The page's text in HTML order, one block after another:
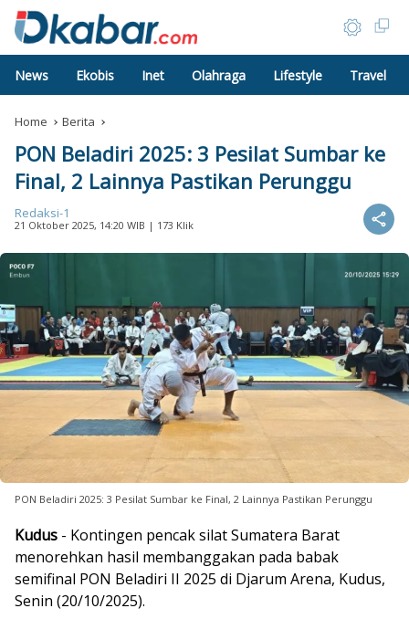
News Ekobis Inet Olahraga Lifestyle Travel
Home Berita
PON Beladiri 2025: 3 Pesilat Sumbar ke
Final, 2 Lainnya Pastikan Perunggu
Redaksi-1
21 Oktober 2025, 14:20 WIB | 173 Klik
PON Beladiri 2025: 3 Pesilat Sumbar ke Final, 2 Lainnya Pastikan Perunggu
Kudus - Kontingen pencak silat Sumatera Barat
menorehkan hasil membanggakan pada babak
semifinal PON Beladiri II 2025 di Djarum Arena, Kudus,
Senin (20/10/2025).